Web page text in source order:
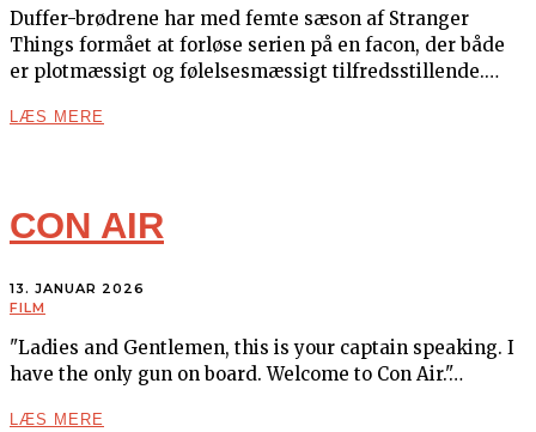
Duffer-brødrene har med femte sæson af Stranger
Things formået at forløse serien på en facon, der både
er plotmæssigt og følelsesmæssigt tilfredsstillende.…
LÆS MERE
CON AIR
13. JANUAR 2026
FILM
"Ladies and Gentlemen, this is your captain speaking. I
have the only gun on board. Welcome to Con Air."…
LÆS MERE